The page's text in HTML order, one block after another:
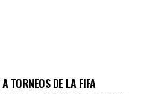
TORNEOS DE LA FIFA